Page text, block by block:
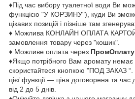
♦Під час вибору туалетної води Ви
функцією "У КОРЗИНУ"), куди Ви
цікавих позицій і пізніше там
♦ Можлива КОНЛАЙН ОПЛАТА КАРТОЙ
замовлення товару через "кошик".
♦ Можливе оплата через ПромОплату
♦Якщо потрібного Вам аромату немає
скористайтеся кнопкою "ПОД ЗАКАЗ “.
цієї функції — ціна договорена та
від 2 до 5 днів.